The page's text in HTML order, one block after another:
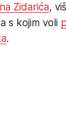
Zidarića,
s kojim voli
.